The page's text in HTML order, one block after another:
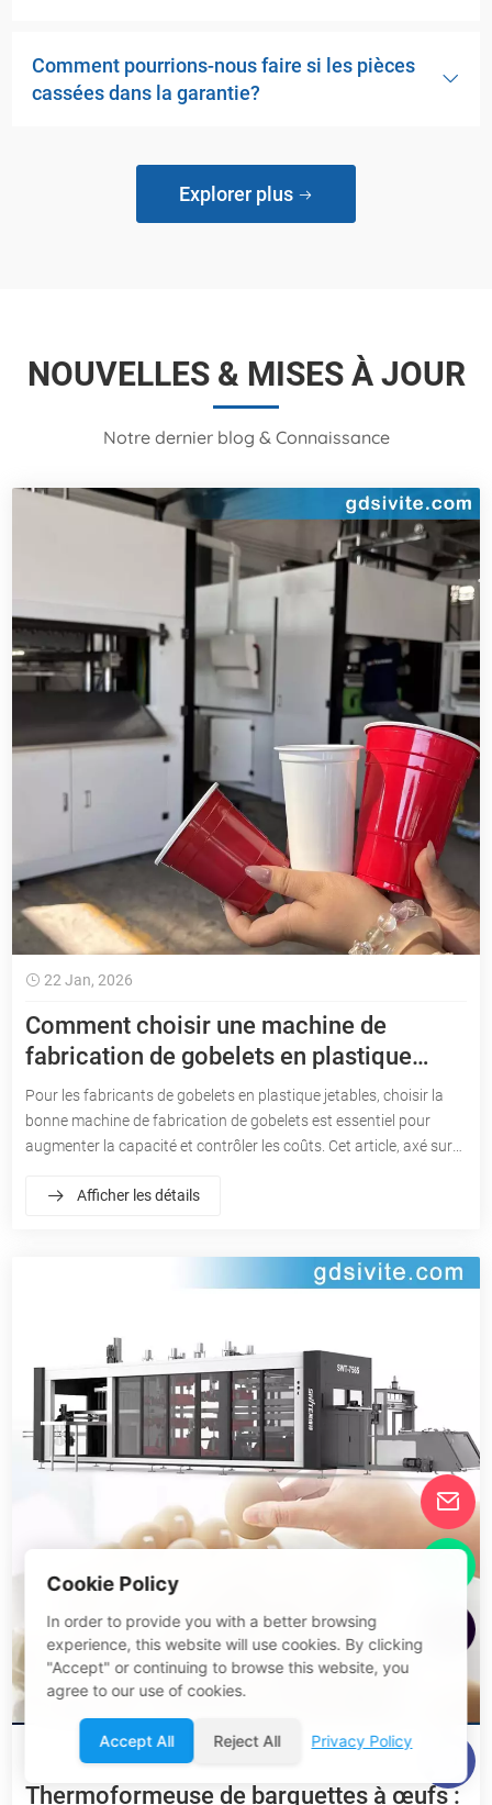
Comment pourrions-nous faire si les pièces
cassées dans la garantie?
Explorer plus
NOUVELLES & MISES À JOUR
Notre dernier blog & Connaissance
22 Jan, 2026
Comment choisir une machine de
fabrication de gobelets en plastique
jetables
Pour les fabricants de gobelets en plastique jetables, choisir la
bonne machine de fabrication de gobelets est essentiel pour
augmenter la capacité et contrôler les coûts. Cet article, axé sur
combine les machines de fabrication de gobelets en plastique
Afficher les détails
29 Dec, 2025
Thermoformeuse de barquettes à œufs :
Cookie Policy
In order to provide you with a better browsing
experience, this website will use cookies. By clicking
"Accept" or continuing to browse this website, you
agree to our use of cookies.
Accept All Reject All Privacy Policy